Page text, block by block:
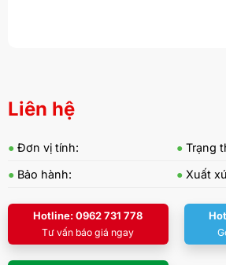
Liên hệ
● Đơn vị tính: ● Trạng
● Bảo hành: ● Xuất
Hotline: 0962 731 778
Tư vấn báo giá ngay